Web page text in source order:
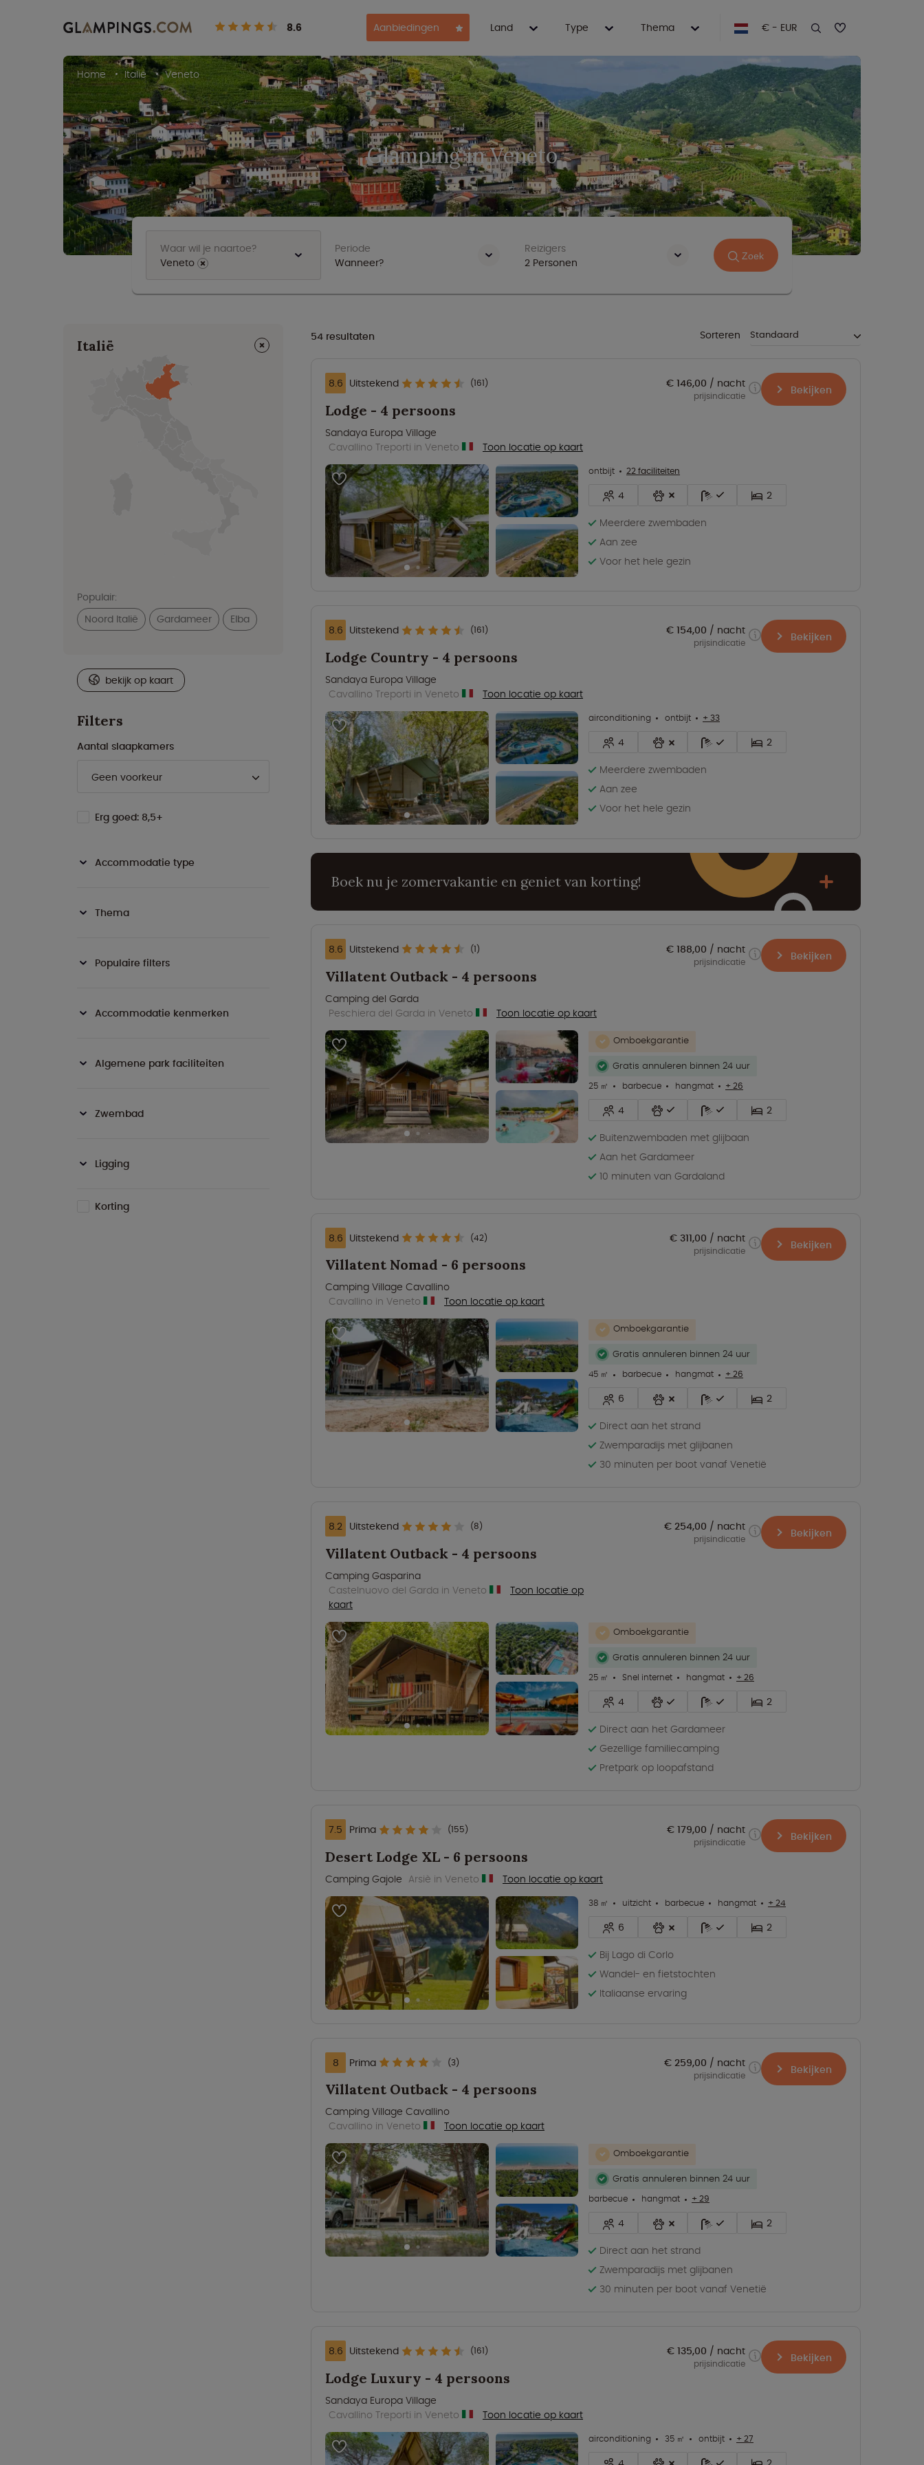
8.6 Aanbiedingen Land Type Thema € - EUR
Home Italië Veneto
Glamping in Veneto
Waar wil je naartoe?
Veneto ⨯
Periode
Wanneer?
Reizigers
2 Personen Zoek
Sorteren
Italië ⨯
Populair:
Noord Italië
Gardameer Elba
bekijk op kaart
Filters
Aantal slaapkamers
Erg goed: 8,5+
Accommodatie type
Thema
Populaire filters
Accommodatie kenmerken
Algemene park faciliteiten
Zwembad
Ligging
Korting
54 resultaten
8.6 Uitstekend (161)
Lodge - 4 persoons
Sandaya Europa Village
Cavallino Treporti in Veneto
Toon locatie op kaart
ontbijt 22 faciliteiten
4
2
Meerdere zwembaden
Aan zee
Voor het hele gezin
€ 146,00 nacht
prijsindicatie Bekijken
8.6 Uitstekend (161)
Lodge Country - 4 persoons
Sandaya Europa Village
Cavallino Treporti in Veneto
Toon locatie op kaart
airconditioning ontbijt + 33
4
2
Meerdere zwembaden
Aan zee
Voor het hele gezin
€ 154,00 nacht
prijsindicatie Bekijken
Boek nu je zomervakantie en geniet van korting!
8.6 Uitstekend (1)
Villatent Outback - 4 persoons
Camping del Garda
Peschiera del Garda in Veneto
Toon locatie op kaart
Omboekgarantie
Gratis annuleren binnen 24 uur
25 ㎡
barbecue hangmat + 26
4
2
Buitenzwembaden met glijbaan
Aan het Gardameer
10 minuten van Gardaland
€ 188,00 nacht
prijsindicatie Bekijken
8.6 Uitstekend (42)
Villatent Nomad - 6 persoons
Camping Village Cavallino
Cavallino in Veneto
Toon locatie op kaart
Omboekgarantie
Gratis annuleren binnen 24 uur
45 ㎡
barbecue hangmat + 26
6
2
Direct aan het strand
Zwemparadijs met glijbanen
30 minuten per boot vanaf Venetië
€ 311,00 nacht
prijsindicatie Bekijken
8.2 Uitstekend (8)
Villatent Outback - 4 persoons
Camping Gasparina
Castelnuovo del Garda in Veneto
Toon locatie op
kaart
Omboekgarantie
Gratis annuleren binnen 24 uur
25 ㎡
Snel internet hangmat + 26
4
2
Direct aan het Gardameer
Gezellige familiecamping
Pretpark op loopafstand
€ 254,00 nacht
prijsindicatie Bekijken
7.5 Prima (155)
Desert Lodge XL - 6 persoons
Camping Gajole Arsiè in Veneto Toon locatie op kaart
38 ㎡ uitzicht barbecue hangmat + 24
6
2
Bij Lago di Corlo
Wandel- en fietstochten
Italiaanse ervaring
€ 179,00 nacht
prijsindicatie Bekijken
8 Prima (3)
Villatent Outback - 4 persoons
Camping Village Cavallino
Cavallino in Veneto
Toon locatie op kaart
Omboekgarantie
Gratis annuleren binnen 24 uur
barbecue
hangmat + 29
4
2
Direct aan het strand
Zwemparadijs met glijbanen
30 minuten per boot vanaf Venetië
€ 259,00 nacht
prijsindicatie Bekijken
8.6 Uitstekend (161)
Lodge Luxury - 4 persoons
Sandaya Europa Village
Cavallino Treporti in Veneto
Toon locatie op kaart
airconditioning 35 ㎡ ontbijt + 27
€ 135,00 nacht
prijsindicatie Bekijken